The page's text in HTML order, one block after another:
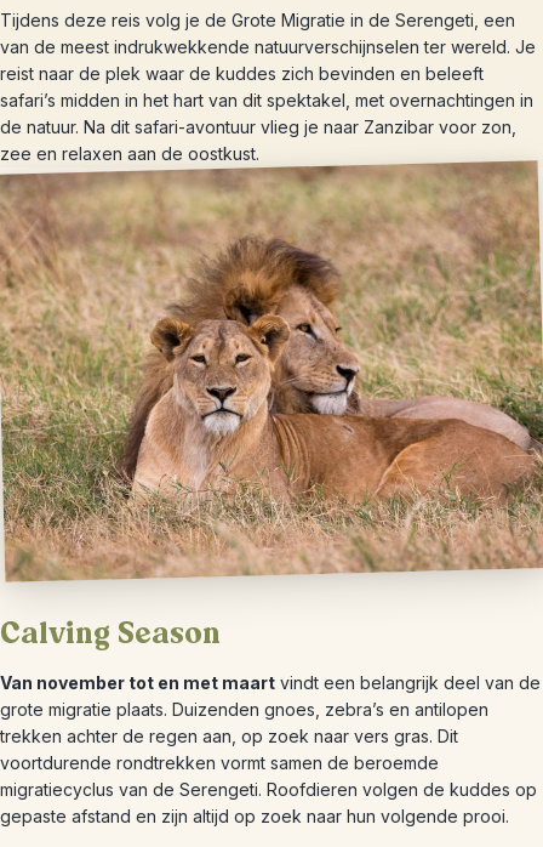
Tijdens deze reis volg je de Grote Migratie in de Serengeti, een
van de meest indrukwekkende natuurverschijnselen ter wereld. Je
reist naar de plek waar de kuddes zich bevinden en beleeft
safari’s midden in het hart van dit spektakel, met overnachtingen in
de natuur. Na dit safari-avontuur vlieg je naar Zanzibar voor zon,
zee en relaxen aan de oostkust.
Calving Season
Van november tot en met maart vindt een belangrijk deel van de
grote migratie plaats. Duizenden gnoes, zebra’s en antilopen
trekken achter de regen aan, op zoek naar vers gras. Dit
voortdurende rondtrekken vormt samen de beroemde
migratiecyclus van de Serengeti. Roofdieren volgen de kuddes op
gepaste afstand en zijn altijd op zoek naar hun volgende prooi.